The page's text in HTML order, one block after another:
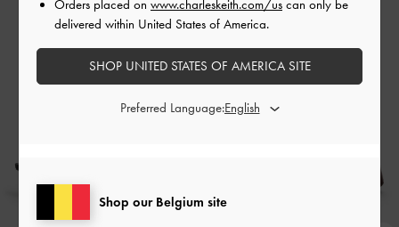
Shop our Belgium site
Orders placed on www.charleskeith.com/us can only be
delivered within United States of America.
SHOP UNITED STATES OF AMERICA SITE
Preferred Language: